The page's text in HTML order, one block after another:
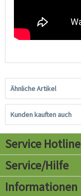
Ähnliche Artikel
Kunden kauften auch
Service Hotline
Service/Hilfe
Informationen